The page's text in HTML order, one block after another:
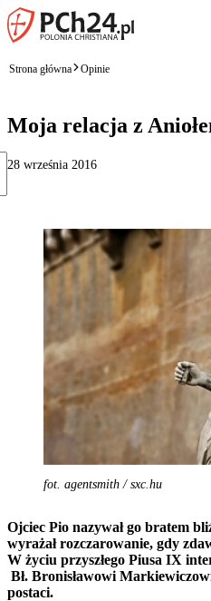
Strona główna Opinie
Moja relacja z
28 września 2016
fot. agentsmith / sxc.hu
Ojciec Pio nazywał go bratem
wyrażał rozczarowanie, gdy
W życiu przyszłego Piusa IX
Bł. Bronisławowi
postaci.